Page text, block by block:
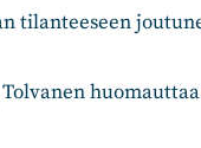
tilanteeseen